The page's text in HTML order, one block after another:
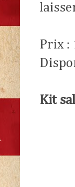
Prix :
Kit